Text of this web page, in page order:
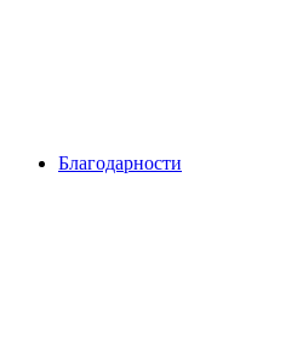
Благодарности